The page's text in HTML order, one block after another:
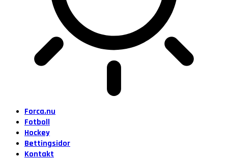
Forca.nu
Fotboll
Hockey
Bettingsidor
Kontakt